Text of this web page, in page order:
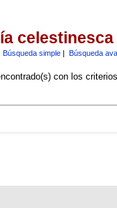
celestinesca
Búsqueda simple| Búsqueda
con los